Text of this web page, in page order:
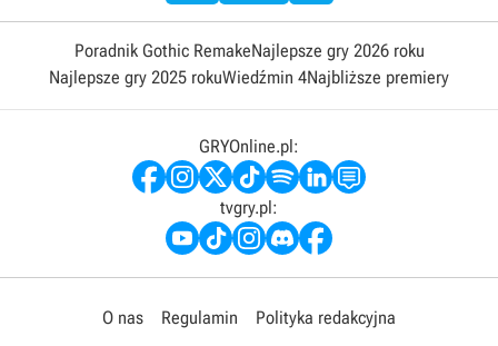
Poradnik Gothic RemakeNajlepsze gry 2026 roku
Najlepsze gry 2025 rokuWiedźmin 4Najbliższe premiery
GRYOnline.pl:
tvgry.pl:
O nas Regulamin
Polityka redakcyjna